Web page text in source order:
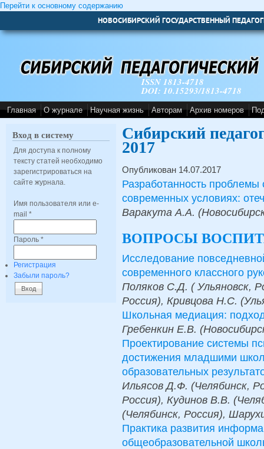
Перейти к основному содержанию
НОВОСИБИРСКИЙ ГОСУДАРСТВЕННЫЙ
ISSN 1813-4718
DOI: 10.15293/1813-4718
Главная О журнале Научная жизнь Авторам Архив номеров
Вход в систему
Для доступа к полному
тексту статей необходимо
зарегистрироваться на
сайте журнала.
Имя пользователя или e-
mail *
Пароль *
Регистрация
Забыли пароль?
Сибирский
2017
Опубликован 14.07.2017
Разработанность проблемы
современных условиях:
Варакута А.А.
ВОПРОСЫ
Исследование
современного классного
Поляков С.Д. ( Ульяновск,
Россия), Кривцова Н.С.
Школьная медиация:
Гребенкин Е.В.
Проектирование системы
достижения младшими
образовательных
Ильясов Д.Ф. (Челябинск,
Россия), Кудинов В.В.
(Челябинск, Россия),
Практика развития
общеобразовательной